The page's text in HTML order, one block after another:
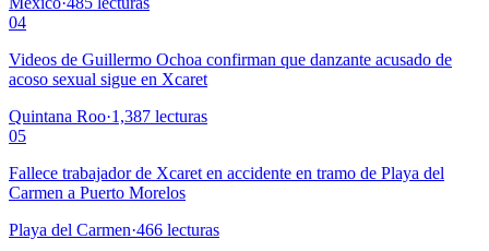
04
Videos de Guillermo Ochoa confirman que danzante acusado de
acoso sexual sigue en Xcaret
Quintana Roo·1,387 lecturas
05
Fallece trabajador de Xcaret en accidente en tramo de Playa del
Carmen a Puerto Morelos
Playa del Carmen·466 lecturas